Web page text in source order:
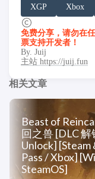
XGP Xbox
免费分享，请勿在
票支持开发者！
By. Juij
主站 https://juij.fun
相关文章
Beast of
回之兽 [DLC 解
Unlock] [Steam
Pass / Xbox]
SteamOS]